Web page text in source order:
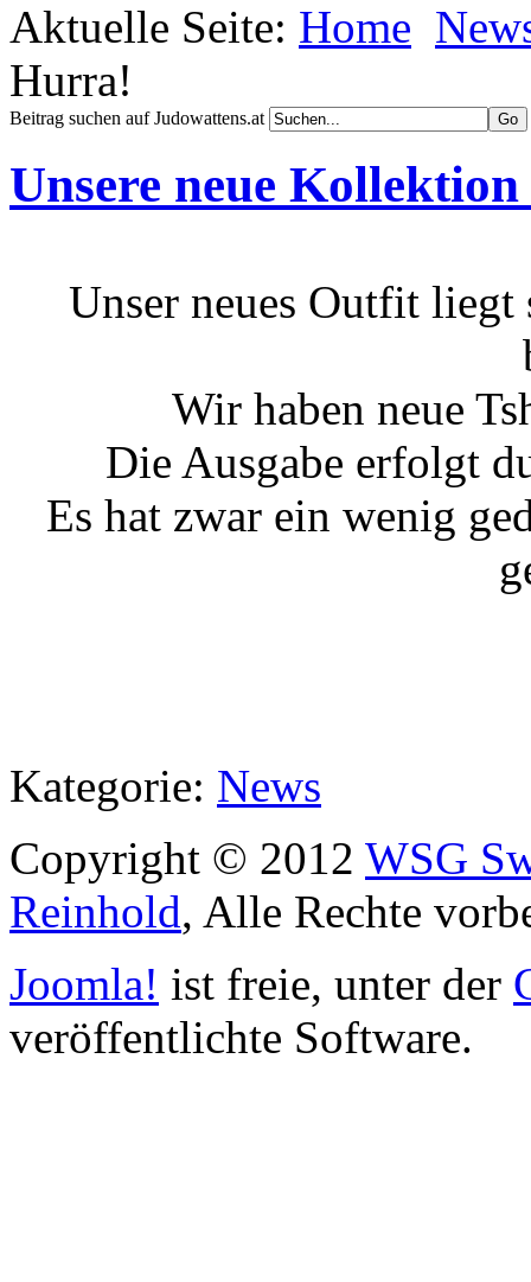
Aktuelle Seite: Home
Hurra!
Beitrag suchen auf Judowattens.at
Unsere neue
Unser neues Outfit
Wir haben neue
Die Ausgabe erfolgt
Es hat zwar ein wenig
Kategorie: News
Copyright © 2012 WSG
Reinhold, Alle Rechte
Joomla! ist freie, unter der
veröffentlichte Software.